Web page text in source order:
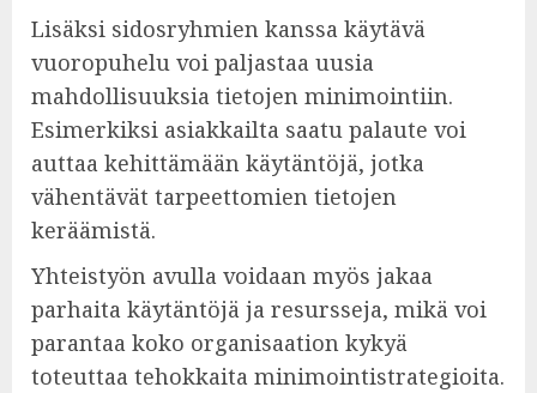
Lisäksi sidosryhmien kanssa käytävä
vuoropuhelu voi paljastaa uusia
mahdollisuuksia tietojen minimointiin.
Esimerkiksi asiakkailta saatu palaute voi
auttaa kehittämään käytäntöjä, jotka
vähentävät tarpeettomien tietojen
keräämistä.
Yhteistyön avulla voidaan myös jakaa
parhaita käytäntöjä ja resursseja, mikä voi
parantaa koko organisaation kykyä
toteuttaa tehokkaita minimointistrategioita.